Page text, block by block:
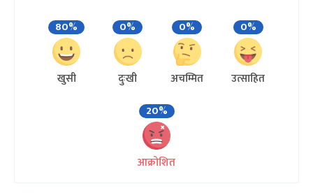
80%
खुसी
0%
दुःखी
0%
अचम्मित
0%
उत्साहित
20%
आक्रोशित